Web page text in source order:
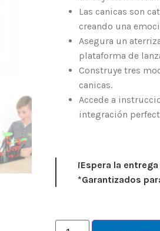
Las canicas son
creando una
Asegura un
plataforma de
Construye tres
canicas.
Accede a
integración
¡Espera la
*Garantizados